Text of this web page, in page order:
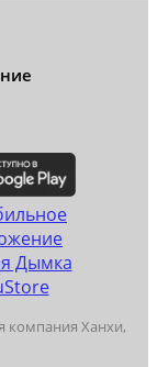
компания Ханхи,